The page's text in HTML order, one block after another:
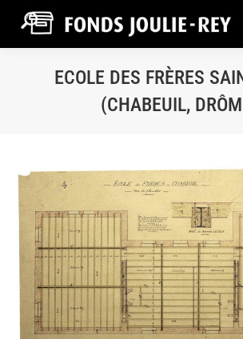
ECOLE DES FRÈRES
(CHABEUIL,